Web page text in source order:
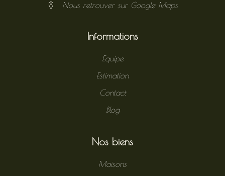
Nous retrouver sur Google Maps
Informations
Equipe
Estimation
Contact
Blog
Nos biens
Maisons